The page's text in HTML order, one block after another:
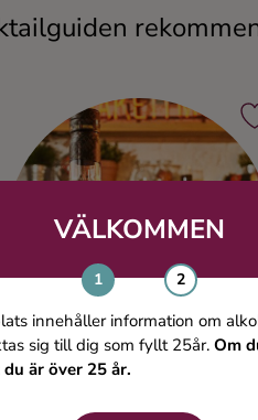
VÄLKOMMEN
innehåller information om
sig till dig som fyllt 25år.Om
är över 25 år.